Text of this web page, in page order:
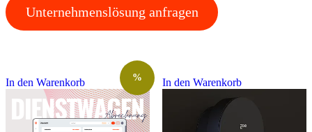
Unternehmenslösung anfragen
In den Warenkorb % In den Warenkorb